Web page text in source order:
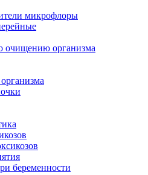
микрофлоры
очищению организма
беременности